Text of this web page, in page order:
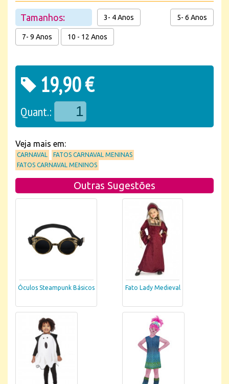
Tamanhos: 3- 4 Anos 5- 6 Anos
7- 9 Anos 10 - 12 Anos
19,90 €
Quant.:
Veja mais em:
CARNAVAL
FATOS CARNAVAL MENINAS
FATOS CARNAVAL MENINOS
Outras Sugestões
Óculos Steampunk Básicos Fato Lady Medieval